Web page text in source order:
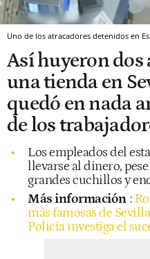
Uno de los atracadores detenidos en
Así huyeron dos
una tienda en
quedó en nada
de los
Los empleados del
llevarse al dinero,
grandes cuchillos y
Más información :
más famosas de
Policía investiga el